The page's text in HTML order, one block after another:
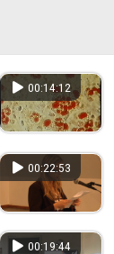
00:14:12
00:22:53
00:19:44